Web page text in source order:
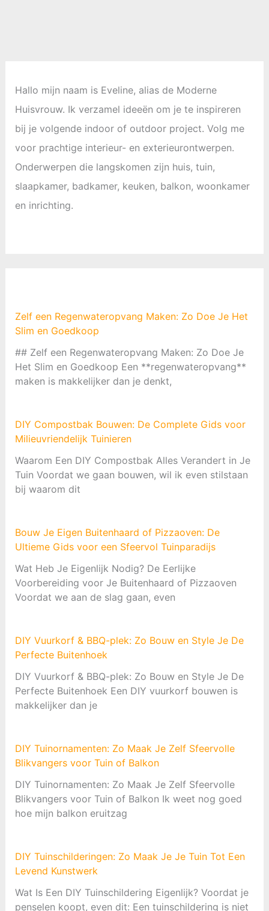
Hallo mijn naam is Eveline, alias de Moderne
Huisvrouw. Ik verzamel ideeën om je te inspireren
bij je volgende indoor of outdoor project. Volg me
voor prachtige interieur- en exterieurontwerpen.
Onderwerpen die langskomen zijn huis, tuin,
slaapkamer, badkamer, keuken, balkon, woonkamer
en inrichting.
Zelf een Regenwateropvang Maken: Zo Doe Je Het
Slim en Goedkoop
## Zelf een Regenwateropvang Maken: Zo Doe Je
Het Slim en Goedkoop Een **regenwateropvang**
maken is makkelijker dan je denkt,
DIY Compostbak Bouwen: De Complete Gids voor
Milieuvriendelijk Tuinieren
Waarom Een DIY Compostbak Alles Verandert in Je
Tuin Voordat we gaan bouwen, wil ik even stilstaan
bij waarom dit
Bouw Je Eigen Buitenhaard of Pizzaoven: De
Ultieme Gids voor een Sfeervol Tuinparadijs
Wat Heb Je Eigenlijk Nodig? De Eerlijke
Voorbereiding voor Je Buitenhaard of Pizzaoven
Voordat we aan de slag gaan, even
DIY Vuurkorf & BBQ-plek: Zo Bouw en Style Je De
Perfecte Buitenhoek
DIY Vuurkorf & BBQ-plek: Zo Bouw en Style Je De
Perfecte Buitenhoek Een DIY vuurkorf bouwen is
makkelijker dan je
DIY Tuinornamenten: Zo Maak Je Zelf Sfeervolle
Blikvangers voor Tuin of Balkon
DIY Tuinornamenten: Zo Maak Je Zelf Sfeervolle
Blikvangers voor Tuin of Balkon Ik weet nog goed
hoe mijn balkon eruitzag
DIY Tuinschilderingen: Zo Maak Je Je Tuin Tot Een
Levend Kunstwerk
Wat Is Een DIY Tuinschildering Eigenlijk? Voordat je
penselen koopt, even dit: Een tuinschildering is niet